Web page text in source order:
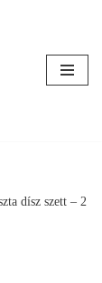
dísz szett – 2